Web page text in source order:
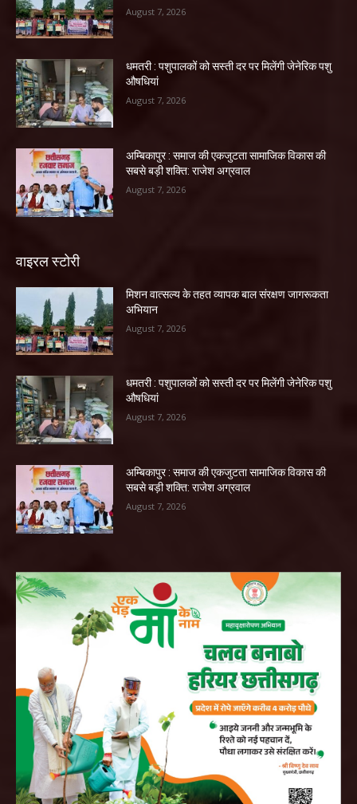
August 7, 2026
धमतरी : पशुपालकों को सस्ती दर पर मिलेंगी जेनेरिक पशु
औषधियां
August 7, 2026
अम्बिकापुर : समाज की एकजुटता सामाजिक विकास की
सबसे बड़ी शक्ति: राजेश अग्रवाल
August 7, 2026
वाइरल स्टोरी
मिशन वात्सल्य के तहत व्यापक बाल संरक्षण जागरूकता
अभियान
August 7, 2026
धमतरी : पशुपालकों को सस्ती दर पर मिलेंगी जेनेरिक पशु
औषधियां
August 7, 2026
अम्बिकापुर : समाज की एकजुटता सामाजिक विकास की
सबसे बड़ी शक्ति: राजेश अग्रवाल
August 7, 2026